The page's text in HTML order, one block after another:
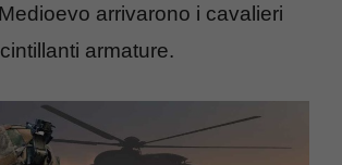
arrivarono i cavalieri
armature.